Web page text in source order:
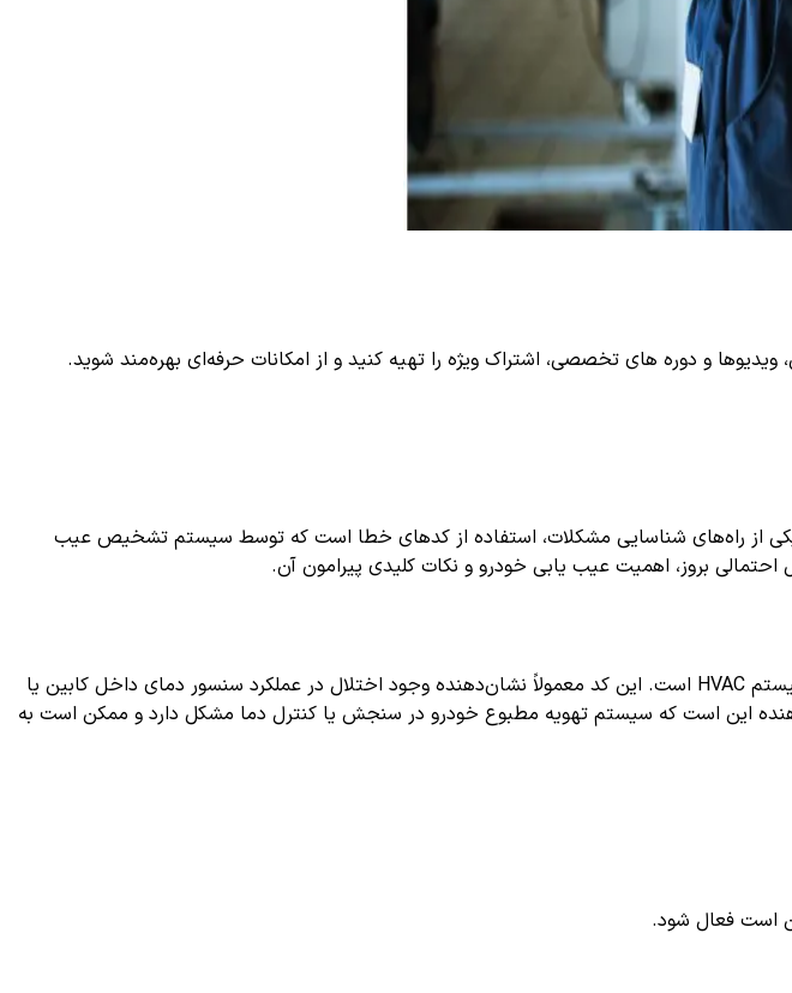
و دوره های تخصصی، اشتراک ویژه را تهیه کنید و از امکانات حرفه‌ای بهره‌مند شوید.
یکی از راه‌های شناسایی مشکلات، استفاده از کدهای خطا است که توسط سیستم تشخیص عیب
احتمالی بروز، اهمیت عیب یابی خودرو و نکات کلیدی پیرامون آن.
در سیستم عیب یابی خودرو مربوط به بخش الکترونیکی مرکز کنترل تهویه مطبوع یا سیستم HVAC است. این کد معمولاً نشان‌دهنده وجود اختلال در عملکرد سنسور دمای داخل کابین یا
این است که سیستم تهویه مطبوع خودرو در سنجش یا کنترل دما مشکل دارد و ممکن است به
است فعال شود.